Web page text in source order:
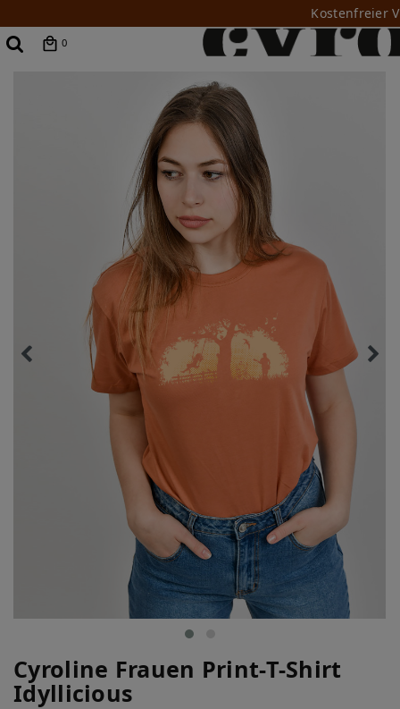
Kostenfreier
0
Cyroline Frauen Print-T-Shirt
Idyllicious